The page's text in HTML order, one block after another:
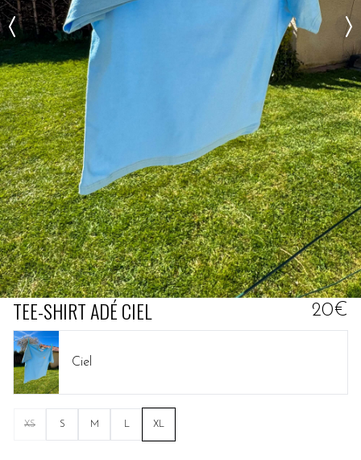
TEE-SHIRT ADÉ CIEL 20€
Ciel
XS S M L XL